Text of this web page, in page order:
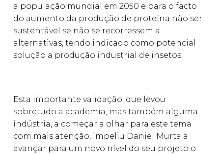
a população mundial em 2050 e para o facto
do aumento da produção de proteína não ser
sustentável se não se recorressem a
alternativas, tendo indicado como potencial
solução a produção industrial de insetos.
Esta importante validação, que levou
sobretudo a academia, mas também alguma
indústria, a começar a olhar para este tema
com mais atenção, impeliu Daniel Murta a
avançar para um novo nível do seu projeto o